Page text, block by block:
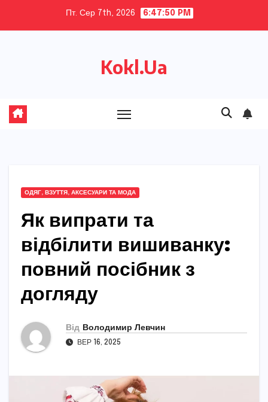
Пт. Сер 7th, 2026 6:47:51 PM
Kokl.Ua
ОДЯГ, ВЗУТТЯ, АКСЕСУАРИ ТА МОДА
Як випрати та
відбілити вишиванку:
повний посібник з
догляду
Від Володимир Левчин
ВЕР 16, 2025